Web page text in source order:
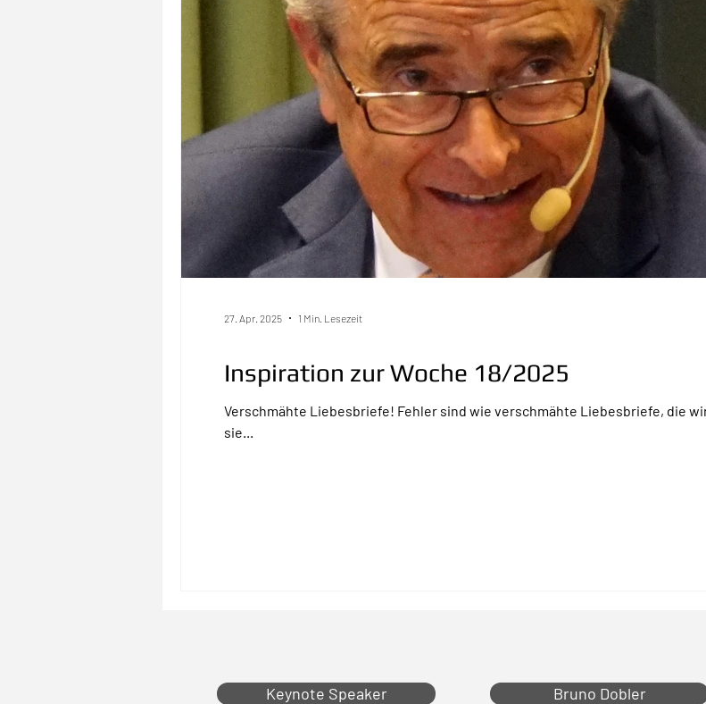
Inspiration zur Woche 18/2025
Verschmähte Liebesbriefe! Fehler sind wie verschmähte Liebesbriefe, die wir
sie...
27. Apr. 2025 1 Min. Lesezeit
Keynote Speaker Bruno Dobler